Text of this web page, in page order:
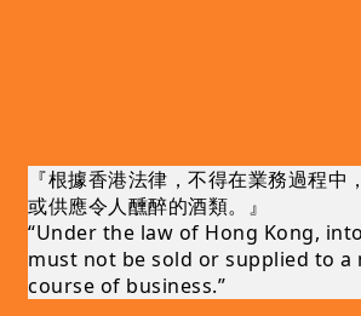
『根據香港法律，不得在業務過程中
或供應令人醺醉的酒類。』
“Under the law of Hong Kong,
must not be sold or supplied to a
course of business.”